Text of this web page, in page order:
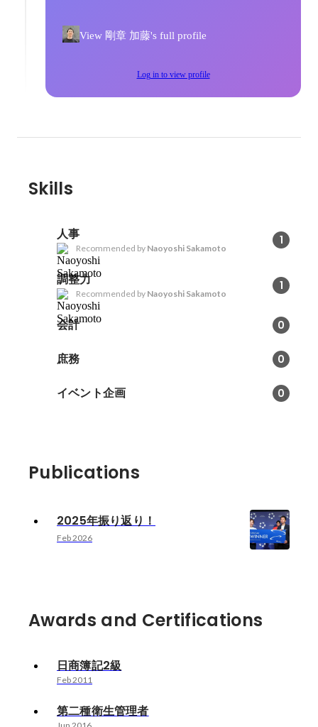
View 剛章 加藤's full profile
Log in to view profile
Skills
人事 1
Recommended by Naoyoshi Sakamoto
調整力 1
Recommended by Naoyoshi Sakamoto
会計 0
庶務 0
イベント企画 0
Publications
2025年振り返り！
Feb 2026
Awards and Certifications
日商簿記2級
Feb 2011
第二種衛生管理者